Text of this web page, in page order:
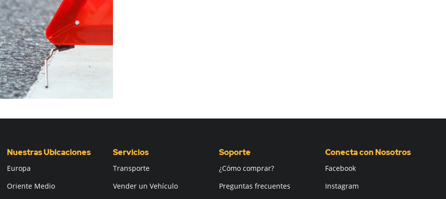
Nuestras Ubicaciones
Europa
Oriente Medio
Servicios
Transporte
Vender un Vehículo
Soporte
¿Cómo comprar?
Preguntas frecuentes
Conecta con Nosotros
Facebook
Instagram